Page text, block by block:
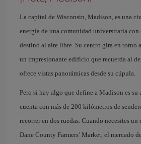
La capital de Wisconsin, Madison, es una
energía de una comunidad universitaria con
destino al aire libre. Su centro gira en torno
un impresionante edificio que recuerda al
ofrece vistas panorámicas desde su cúpula.
Pero si hay algo que define a Madison es
cuenta con más de 200 kilómetros de
recorrer en dos ruedas. Cuando necesites un
Dane County Farmers’ Market, el mercado